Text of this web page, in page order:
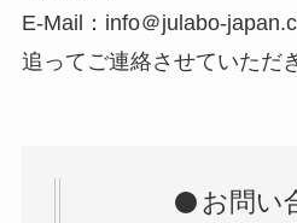
E-Mail：info＠julabo-
追ってご連絡させていただ
お問い